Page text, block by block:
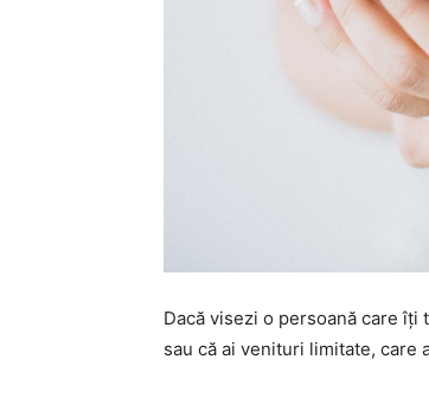
Dacă visezi o persoană care îți
sau că ai venituri limitate, care